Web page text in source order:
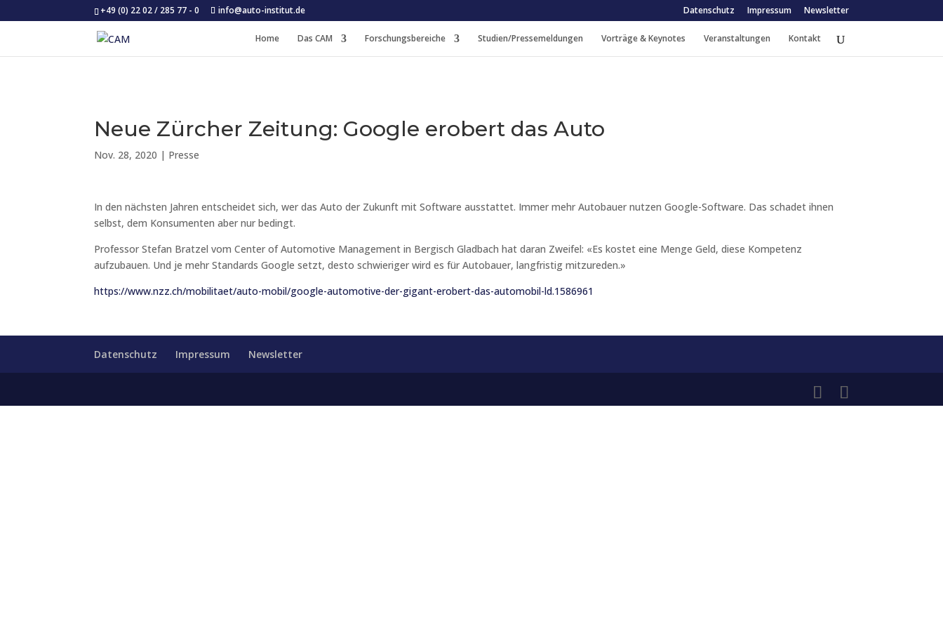
+49 (0) 22 02 / 285 77 - 0 info@auto-institut.de Datenschutz Impressum Newsletter
Home Das CAM Forschungsbereiche Studien/Pressemeldungen Vorträge & Keynotes Veranstaltungen Kontakt
Neue Zürcher Zeitung: Google erobert das Auto
Nov. 28, 2020 | Presse
In den nächsten Jahren entscheidet sich, wer das Auto der Zukunft mit Software ausstattet. Immer mehr Autobauer nutzen Google-Software. Das schadet ihnen
selbst, dem Konsumenten aber nur bedingt.
Professor Stefan Bratzel vom Center of Automotive Management in Bergisch Gladbach hat daran Zweifel: «Es kostet eine Menge Geld, diese Kompetenz
aufzubauen. Und je mehr Standards Google setzt, desto schwieriger wird es für Autobauer, langfristig mitzureden.»
https://www.nzz.ch/mobilitaet/auto-mobil/google-automotive-der-gigant-erobert-das-automobil-ld.1586961
Datenschutz Impressum Newsletter